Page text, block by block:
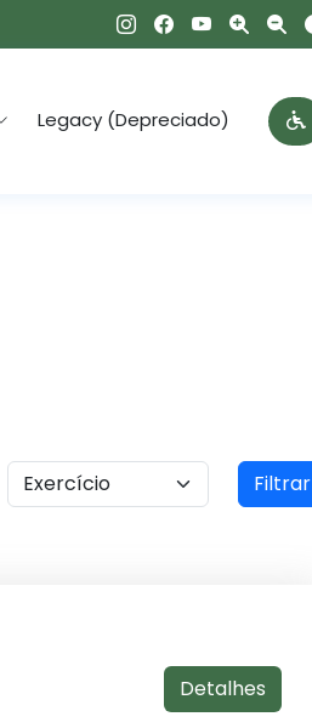
Legacy (Depreciado)
Filtrar
Detalhes